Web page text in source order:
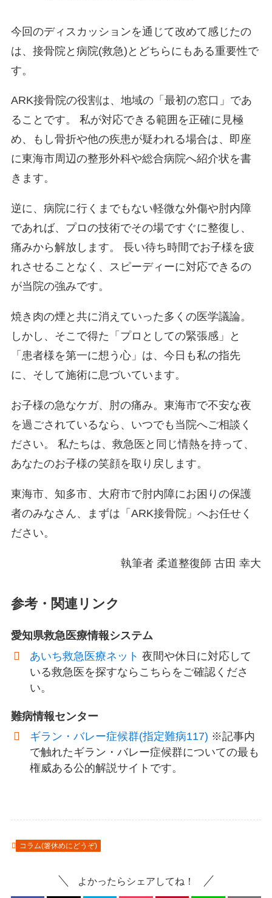
今回のディスカッションを通じて改めて感じたの
は、接骨院と病院(救急)とどちらにもある重要性で
す。
ARK接骨院の役割は、地域の「最初の窓口」であ
ることです。 私が対応できる範囲を正確に見極
め、もし骨折や他の疾患が疑われる場合は、即座
に東海市周辺の整形外科や総合病院へ紹介状を書
きます。
逆に、病院に行くまでもない軽微な外傷や肘内障
であれば、プロの技術でその場ですぐに整復し、
痛みから解放します。 長い待ち時間でお子様を疲
れさせることなく、スピーディーに対応できるの
が当院の強みです。
焼き肉の煙と共に消えていった多くの医学議論。
しかし、そこで得た「プロとしての緊張感」と
「患者様を第一に想う心」は、今日も私の指先
に、そして施術に息づいています。
お子様の急なケガ、肘の痛み。東海市で不安な夜
を過ごされているなら、いつでも当院へご相談く
ださい。 私たちは、救急医と同じ情熱を持って、
あなたのお子様の笑顔を取り戻します。
東海市、知多市、大府市で肘内障にお困りの保護
者のみなさん、まずは「ARK接骨院」へお任せく
ださい。
執筆者 柔道整復師 古田 幸大
参考・関連リンク
愛知県救急医療情報システム
あいち救急医療ネット 夜間や休日に対応して
いる救急医を探すならこちらをご確認くださ
い。
難病情報センター
ギラン・バレー症候群(指定難病117) ※記事内
で触れたギラン・バレー症候群についての最も
権威ある公的解説サイトです。
コラム(箸休めにどうぞ)
よかったらシェアしてね！